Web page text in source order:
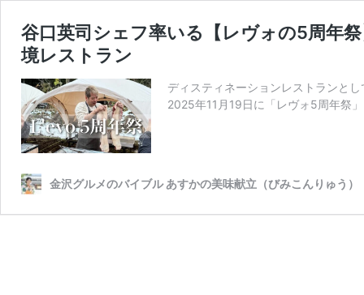
谷口英司シェフ率いる【レヴォの5周年
境レストラン
ディスティネーションレストランと
2025年11月19日に「レヴォ5周年祭
金沢グルメのバイブル あすかの美味献立（びみこんりゅう）